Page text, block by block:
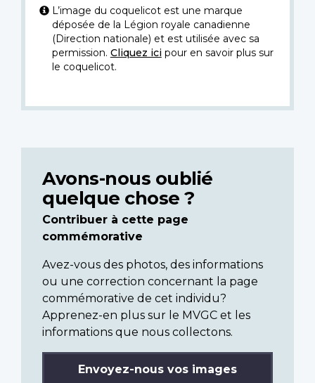
L’image du coquelicot est une marque
déposée de la Légion royale canadienne
(Direction nationale) et est utilisée avec sa
permission. Cliquez icipour en savoir plus sur
le coquelicot.
Avons-nous oublié
quelque chose ?
Contribuer à cette page
commémorative
Avez-vous des photos, des informations
ou une correction concernant la page
commémorative de cet individu?
Apprenez-en plus sur le MVGC et les
informations que nous collectons.
Envoyez-nous vos images